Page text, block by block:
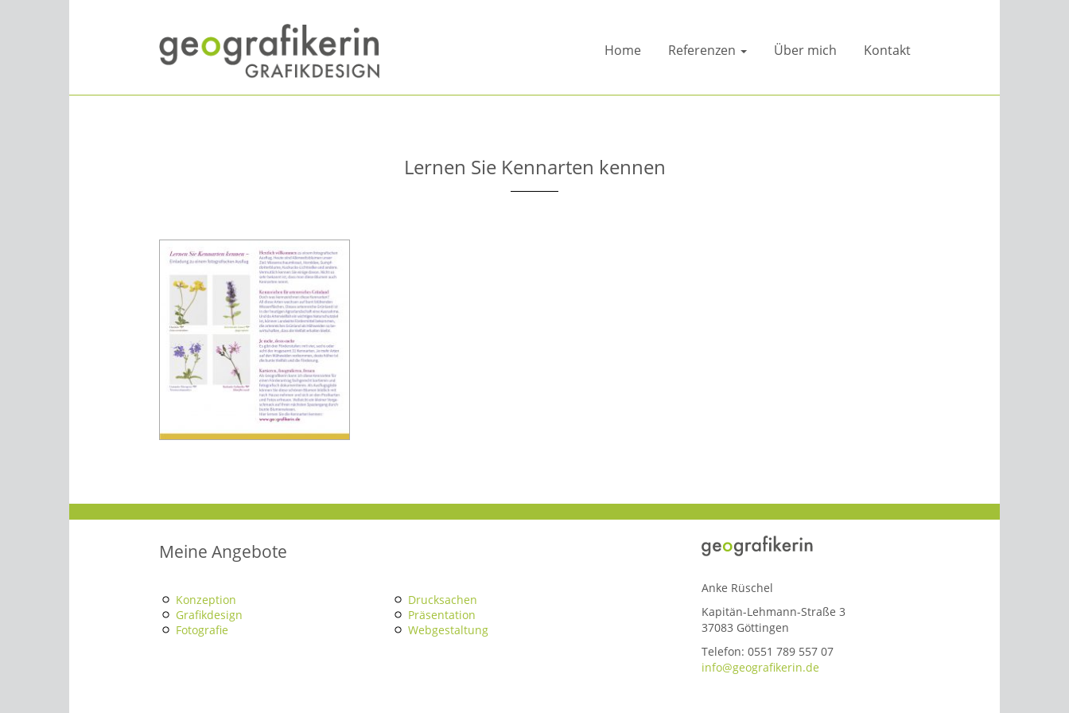
Home Referenzen Über mich Kontakt
Lernen Sie Kennarten kennen
Meine Angebote
Konzeption
Grafikdesign
Fotografie
Drucksachen
Präsentation
Webgestaltung
Anke Rüschel
Kapitän-Lehmann-Straße 3
37083 Göttingen
Telefon: 0551 789 557 07
info@geografikerin.de